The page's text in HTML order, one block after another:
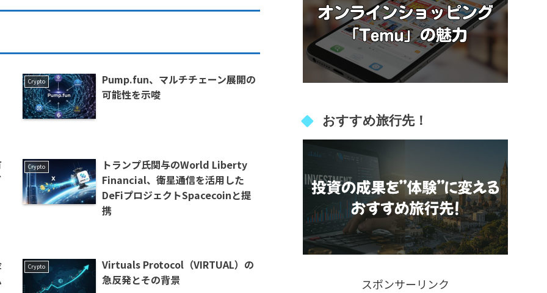
Crypto
Pump.fun、マルチチェーン展開の
可能性を示唆
Crypto
トランプ氏関与のWorld Liberty
Financial、衛星通信を活用した
DeFiプロジェクトSpacecoinと提
携
Crypto
Virtuals Protocol（VIRTUAL）の
急反発とその背景
おすすめ旅行先！
スポンサーリンク